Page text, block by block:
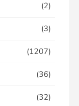
(2)
(3)
(1207)
(36)
(32)